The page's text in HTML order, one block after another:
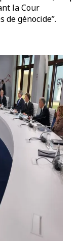
la Cour
génocide’’.